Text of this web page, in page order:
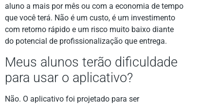
aluno a mais por mês ou com a economia de tempo
que você terá. Não é um custo, é um investimento
com retorno rápido e um risco muito baixo diante
do potencial de profissionalização que entrega.
Meus alunos terão dificuldade
para usar o aplicativo?
Não. O aplicativo foi projetado para ser